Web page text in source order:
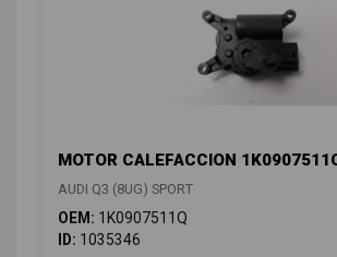
MOTOR CALEFACCION
AUDI Q3 (8UG) SPORT
OEM: 1K0907511Q
ID: 1035346